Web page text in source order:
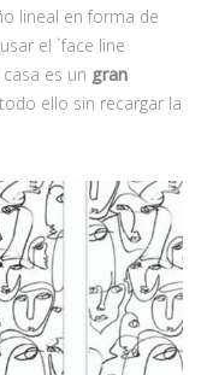
lineal en forma de
el `face line
es un gran
todo ello sin recargar la